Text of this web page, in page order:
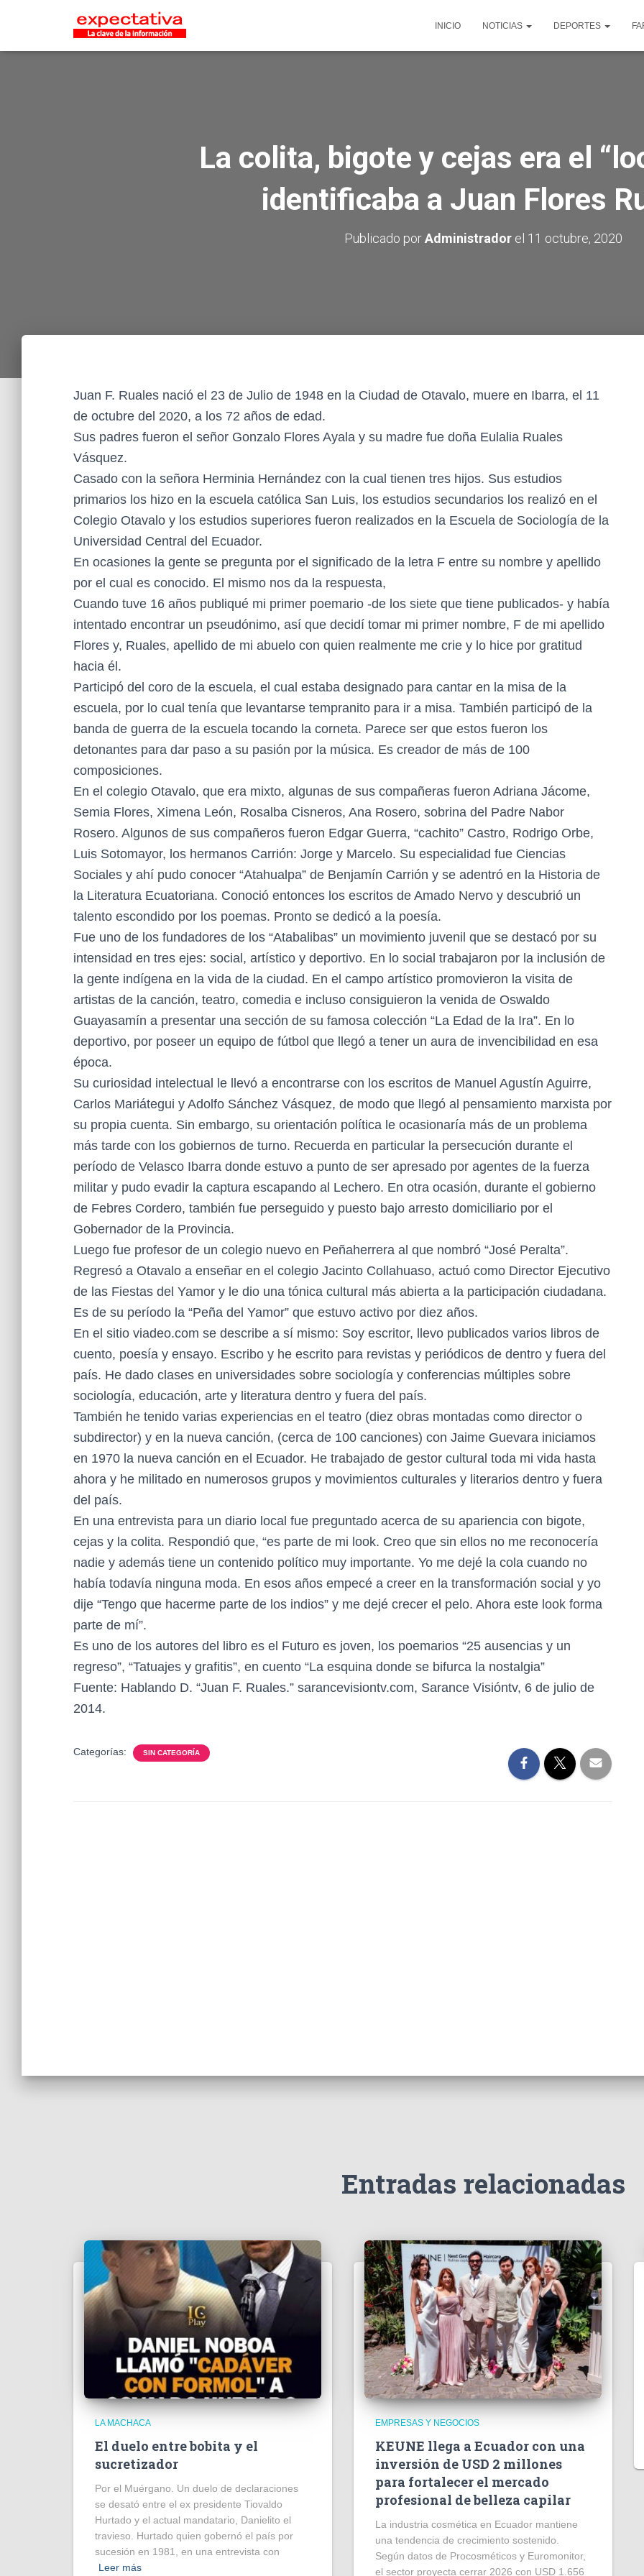
INICIO NOTICIAS DEPORTES
La colita, bigote y cejas era el
identificaba a Juan Flores
Publicado porAdministradorel 11 octubre, 2020
Juan F. Ruales nació el 23 de Julio de 1948 en la Ciudad de Otavalo, muere en Ibarra, el 11
de octubre del 2020, a los 72 años de edad.
Sus padres fueron el señor Gonzalo Flores Ayala y su madre fue doña Eulalia Ruales
Vásquez.
Casado con la señora Herminia Hernández con la cual tienen tres hijos. Sus estudios
primarios los hizo en la escuela católica San Luis, los estudios secundarios los realizó en el
Colegio Otavalo y los estudios superiores fueron realizados en la Escuela de Sociología de la
Universidad Central del Ecuador.
En ocasiones la gente se pregunta por el significado de la letra F entre su nombre y apellido
por el cual es conocido. El mismo nos da la respuesta,
Cuando tuve 16 años publiqué mi primer poemario -de los siete que tiene publicados- y había
intentado encontrar un pseudónimo, así que decidí tomar mi primer nombre, F de mi apellido
Flores y, Ruales, apellido de mi abuelo con quien realmente me crie y lo hice por gratitud
hacia él.
Participó del coro de la escuela, el cual estaba designado para cantar en la misa de la
escuela, por lo cual tenía que levantarse tempranito para ir a misa. También participó de la
banda de guerra de la escuela tocando la corneta. Parece ser que estos fueron los
detonantes para dar paso a su pasión por la música. Es creador de más de 100
composiciones.
En el colegio Otavalo, que era mixto, algunas de sus compañeras fueron Adriana Jácome,
Semia Flores, Ximena León, Rosalba Cisneros, Ana Rosero, sobrina del Padre Nabor
Rosero. Algunos de sus compañeros fueron Edgar Guerra, “cachito” Castro, Rodrigo Orbe,
Luis Sotomayor, los hermanos Carrión: Jorge y Marcelo. Su especialidad fue Ciencias
Sociales y ahí pudo conocer “Atahualpa” de Benjamín Carrión y se adentró en la Historia de
la Literatura Ecuatoriana. Conoció entonces los escritos de Amado Nervo y descubrió un
talento escondido por los poemas. Pronto se dedicó a la poesía.
Fue uno de los fundadores de los “Atabalibas” un movimiento juvenil que se destacó por su
intensidad en tres ejes: social, artístico y deportivo. En lo social trabajaron por la inclusión de
la gente indígena en la vida de la ciudad. En el campo artístico promovieron la visita de
artistas de la canción, teatro, comedia e incluso consiguieron la venida de Oswaldo
Guayasamín a presentar una sección de su famosa colección “La Edad de la Ira”. En lo
deportivo, por poseer un equipo de fútbol que llegó a tener un aura de invencibilidad en esa
época.
Su curiosidad intelectual le llevó a encontrarse con los escritos de Manuel Agustín Aguirre,
Carlos Mariátegui y Adolfo Sánchez Vásquez, de modo que llegó al pensamiento marxista por
su propia cuenta. Sin embargo, su orientación política le ocasionaría más de un problema
más tarde con los gobiernos de turno. Recuerda en particular la persecución durante el
período de Velasco Ibarra donde estuvo a punto de ser apresado por agentes de la fuerza
militar y pudo evadir la captura escapando al Lechero. En otra ocasión, durante el gobierno
de Febres Cordero, también fue perseguido y puesto bajo arresto domiciliario por el
Gobernador de la Provincia.
Luego fue profesor de un colegio nuevo en Peñaherrera al que nombró “José Peralta”.
Regresó a Otavalo a enseñar en el colegio Jacinto Collahuaso, actuó como Director Ejecutivo
de las Fiestas del Yamor y le dio una tónica cultural más abierta a la participación ciudadana.
Es de su período la “Peña del Yamor” que estuvo activo por diez años.
En el sitio viadeo.com se describe a sí mismo: Soy escritor, llevo publicados varios libros de
cuento, poesía y ensayo. Escribo y he escrito para revistas y periódicos de dentro y fuera del
país. He dado clases en universidades sobre sociología y conferencias múltiples sobre
sociología, educación, arte y literatura dentro y fuera del país.
También he tenido varias experiencias en el teatro (diez obras montadas como director o
subdirector) y en la nueva canción, (cerca de 100 canciones) con Jaime Guevara iniciamos
en 1970 la nueva canción en el Ecuador. He trabajado de gestor cultural toda mi vida hasta
ahora y he militado en numerosos grupos y movimientos culturales y literarios dentro y fuera
del país.
En una entrevista para un diario local fue preguntado acerca de su apariencia con bigote,
cejas y la colita. Respondió que, “es parte de mi look. Creo que sin ellos no me reconocería
nadie y además tiene un contenido político muy importante. Yo me dejé la cola cuando no
había todavía ninguna moda. En esos años empecé a creer en la transformación social y yo
dije “Tengo que hacerme parte de los indios” y me dejé crecer el pelo. Ahora este look forma
parte de mí”.
Es uno de los autores del libro es el Futuro es joven, los poemarios “25 ausencias y un
regreso”, “Tatuajes y grafitis”, en cuento “La esquina donde se bifurca la nostalgia”
Fuente: Hablando D. “Juan F. Ruales.” sarancevisiontv.com, Sarance Visióntv, 6 de julio de
2014.
Categorías: SIN CATEGORÍA
Entradas relacionadas
LA MACHACA
El duelo entre bobita y el
sucretizador
Por el Muérgano. Un duelo de declaraciones
se desató entre el ex presidente Tiovaldo
Hurtado y el actual mandatario, Danielito el
travieso. Hurtado quien gobernó el país por
sucesión en 1981, en una entrevista con
Leer más
EMPRESAS Y NEGOCIOS
KEUNE llega a Ecuador con una
inversión de USD 2 millones
para fortalecer el mercado
profesional de belleza capilar
La industria cosmética en Ecuador mantiene
una tendencia de crecimiento sostenido.
Según datos de Procosméticos y Euromonitor,
el sector proyecta cerrar 2026 con USD 1.656